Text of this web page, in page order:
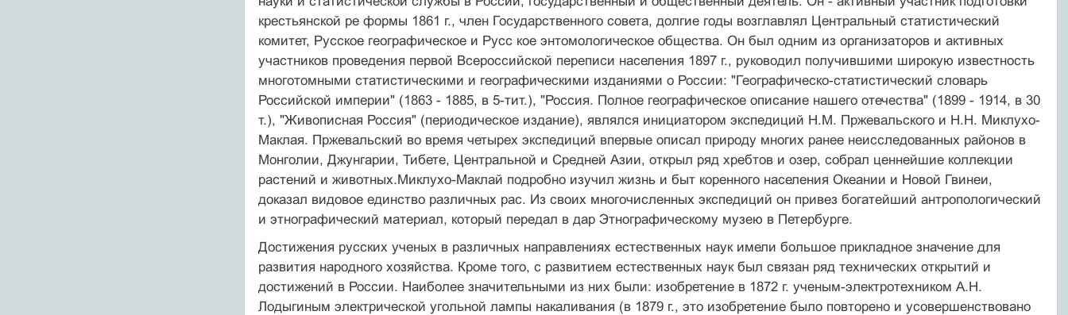
крестьянской ре формы 1861 г., член Государственного совета, долгие годы возглавлял Центральный статистический
комитет, Русское географическое и Русс кое энтомологическое общества. Он был одним из организаторов и активных
участников проведения первой Всероссийской переписи населения 1897 г., руководил получившими широкую известность
многотомными статистическими и географическими изданиями о России: "Географическо-статистический словарь
Российской империи" (1863 - 1885, в 5-тит.), "Россия. Полное географическое описание нашего отечества" (1899 - 1914, в 30
т.), "Живописная Россия" (периодическое издание), являлся инициатором экспедиций Н.М. Пржевальского и Н.Н. Миклухо-
Маклая. Пржевальский во время четырех экспедиций впервые описал природу многих ранее неисследованных районов в
Монголии, Джунгарии, Тибете, Центральной и Средней Азии, открыл ряд хребтов и озер, собрал ценнейшие коллекции
растений и животных.Миклухо-Маклай подробно изучил жизнь и быт коренного населения Океании и Новой Гвинеи,
доказал видовое единство различных рас. Из своих многочисленных экспедиций он привез богатейший антропологический
и этнографический материал, который передал в дар Этнографическому музею в Петербурге.
Достижения русских ученых в различных направлениях естественных наук имели большое прикладное значение для
развития народного хозяйства. Кроме того, с развитием естественных наук был связан ряд технических открытий и
достижений в России. Наиболее значительными из них были: изобретение в 1872 г. ученым-электротехником А.Н.
Лодыгиным электрической угольной лампы накаливания (в 1879 г., это изобретение было повторено и усовершенствовано